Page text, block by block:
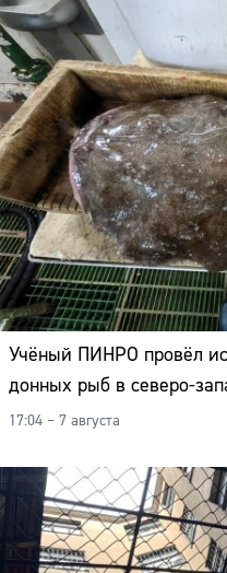
Учёный ПИНРО провёл
донных рыб в северо-
17:04 – 7 августа